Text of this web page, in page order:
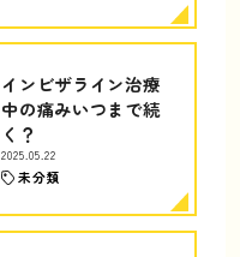
インビザライン治療
中の痛みいつまで続
く？
2025.05.22
未分類